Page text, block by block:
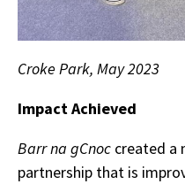
Croke Park, May 2023
Impact Achieved
Barr na gCnoc created a
partnership that is